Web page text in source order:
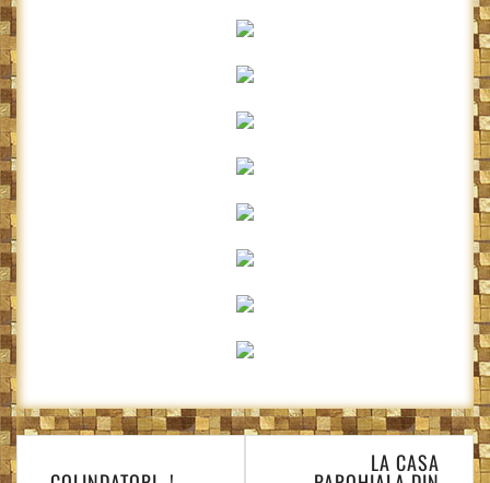
Navigare
în LA CASA